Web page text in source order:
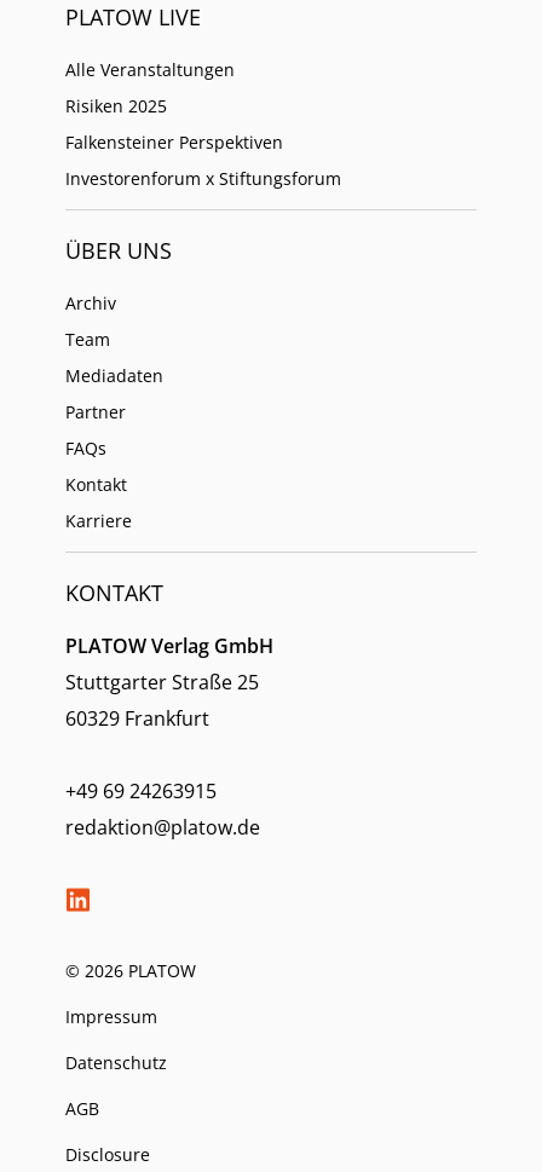
PLATOW LIVE
Alle Veranstaltungen
Risiken 2025
Falkensteiner Perspektiven
Investorenforum x Stiftungsforum
ÜBER UNS
Archiv
Team
Mediadaten
Partner
FAQs
Kontakt
Karriere
KONTAKT
PLATOW Verlag GmbH
Stuttgarter Straße 25
60329 Frankfurt
+49 69 24263915
redaktion@platow.de
© 2026 PLATOW
Impressum
Datenschutz
AGB
Disclosure